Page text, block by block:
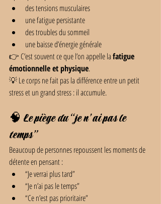
des tensions musculaires
une fatigue persistante
des troubles du sommeil
une baisse d’énergie générale
👉 C’est souvent ce que l’on appelle la fatigue
émotionnelle et physique.
💡 Le corps ne fait pas la différence entre un petit
stress et un grand stress : il accumule.
🧠 Le piège du “je n’ai pas le
temps”
Beaucoup de personnes repoussent les moments de
détente en pensant :
“Je verrai plus tard”
“Je n’ai pas le temps”
“Ce n’est pas prioritaire”